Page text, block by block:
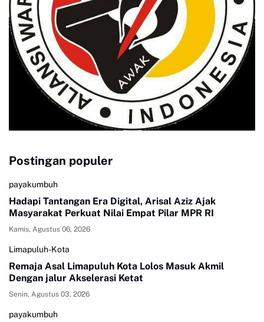
Postingan populer
payakumbuh
Hadapi Tantangan Era Digital, Arisal Aziz Ajak
Masyarakat Perkuat Nilai Empat Pilar MPR RI
Kamis, Agustus 06, 2026
Limapuluh-Kota
Remaja Asal Limapuluh Kota Lolos Masuk Akmil
Dengan jalur Akselerasi Ketat
Senin, Agustus 03, 2026
payakumbuh